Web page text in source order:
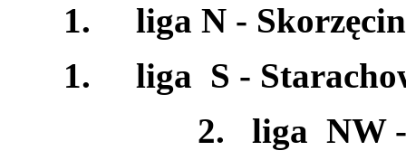
1. liga N - Skorzęcin
1. liga S -
2. liga NW -